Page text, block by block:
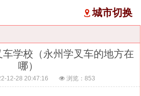
城市切换
学校（永州学叉车的地方在
哪）
12-28 20:47:16 浏览： 853